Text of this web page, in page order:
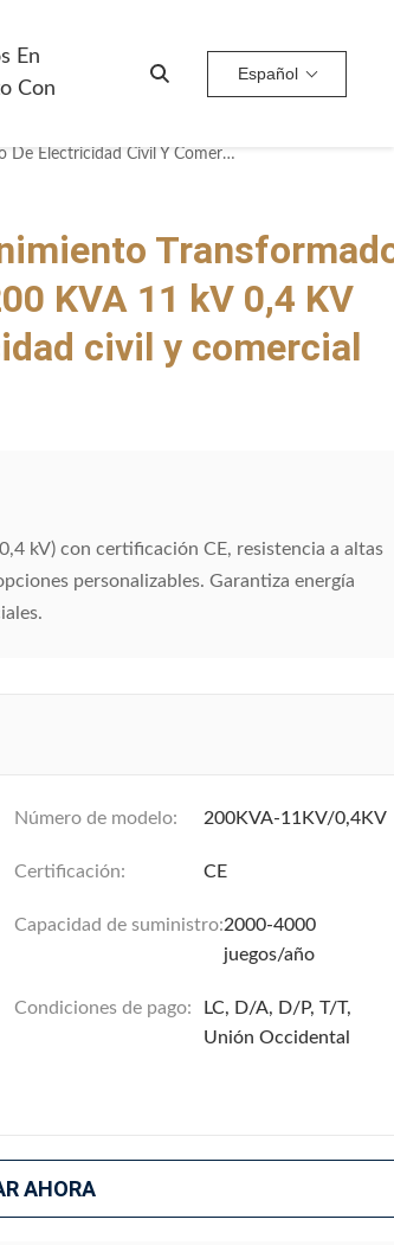
En
Con
Español
Fácil Instalación Y Mantenimiento Transformador Automático Trifásico De 200 KVA 11 KV 0,4 KV Para Consumo De Electricidad Civil Y Comercial Fabricante
KVA 11 kV 0,4 KV
civil y comercial
kV) con certificación CE, resistencia a altas
personalizables. Garantiza energía
Número de modelo: 200KVA-11KV/0,4KV
Certificación: CE
Capacidad de suministro:2000-4000
juegos/año
Condiciones de pago:
LC, D/A, D/P, T/T,
Unión Occidental
AHORA